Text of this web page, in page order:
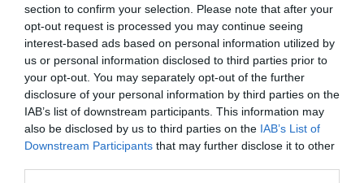
section to confirm your selection. Please note that after your
opt-out request is processed you may continue seeing
interest-based ads based on personal information utilized by
us or personal information disclosed to third parties prior to
your opt-out. You may separately opt-out of the further
disclosure of your personal information by third parties on the
IAB’s list of downstream participants. This information may
also be disclosed by us to third parties on the IAB’s List of
Downstream Participants that may further disclose it to other
Share Tweet
NBA ΓΙΑΝΝΗΣ ΑΝΤΕΤΟΚΟΥΝΜΠΟ
ΜΑΪΑΜΙ
ΜΕΤΑΓΡΑΦΕΣ
ΔΙΑΦΗΜΙΣΗ